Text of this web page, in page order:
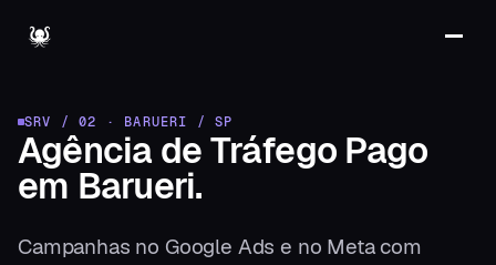
SRV / 02 · BARUERI /SP
Agência de Tráfego Pago
em Barueri.
Campanhas no Google Ads e no Meta com